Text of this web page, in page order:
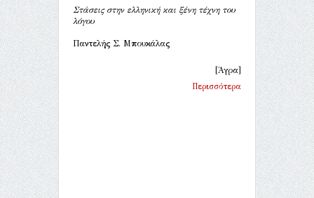
Στάσεις στην ελληνική και ξένη τέχνη του
λόγου
Παντελής Σ. Μπουκάλας
[Άγρα]
Περισσότερα